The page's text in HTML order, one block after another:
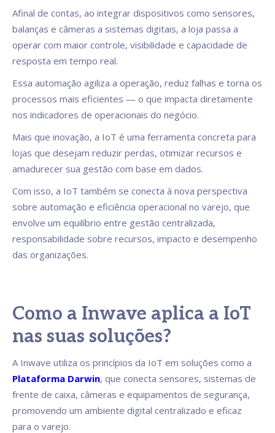
Afinal de contas, ao integrar dispositivos como sensores,
balanças e câmeras a sistemas digitais, a loja passa a
operar com maior controle, visibilidade e capacidade de
resposta em tempo real.
Essa automação agiliza a operação, reduz falhas e torna os
processos mais eficientes — o que impacta diretamente
nos indicadores de operacionais do negócio.
Mais que inovação, a IoT é uma ferramenta concreta para
lojas que desejam reduzir perdas, otimizar recursos e
amadurecer sua gestão com base em dados.
Com isso, a IoT também se conecta à nova perspectiva
sobre automação e eficiência operacional no varejo, que
envolve um equilíbrio entre gestão centralizada,
responsabilidade sobre recursos, impacto e desempenho
das organizações.
Como a Inwave aplica a IoT
nas suas soluções?
A Inwave utiliza os princípios da IoT em soluções como a
Plataforma Darwin, que conecta sensores, sistemas de
frente de caixa, câmeras e equipamentos de segurança,
promovendo um ambiente digital centralizado e eficaz
para o varejo.